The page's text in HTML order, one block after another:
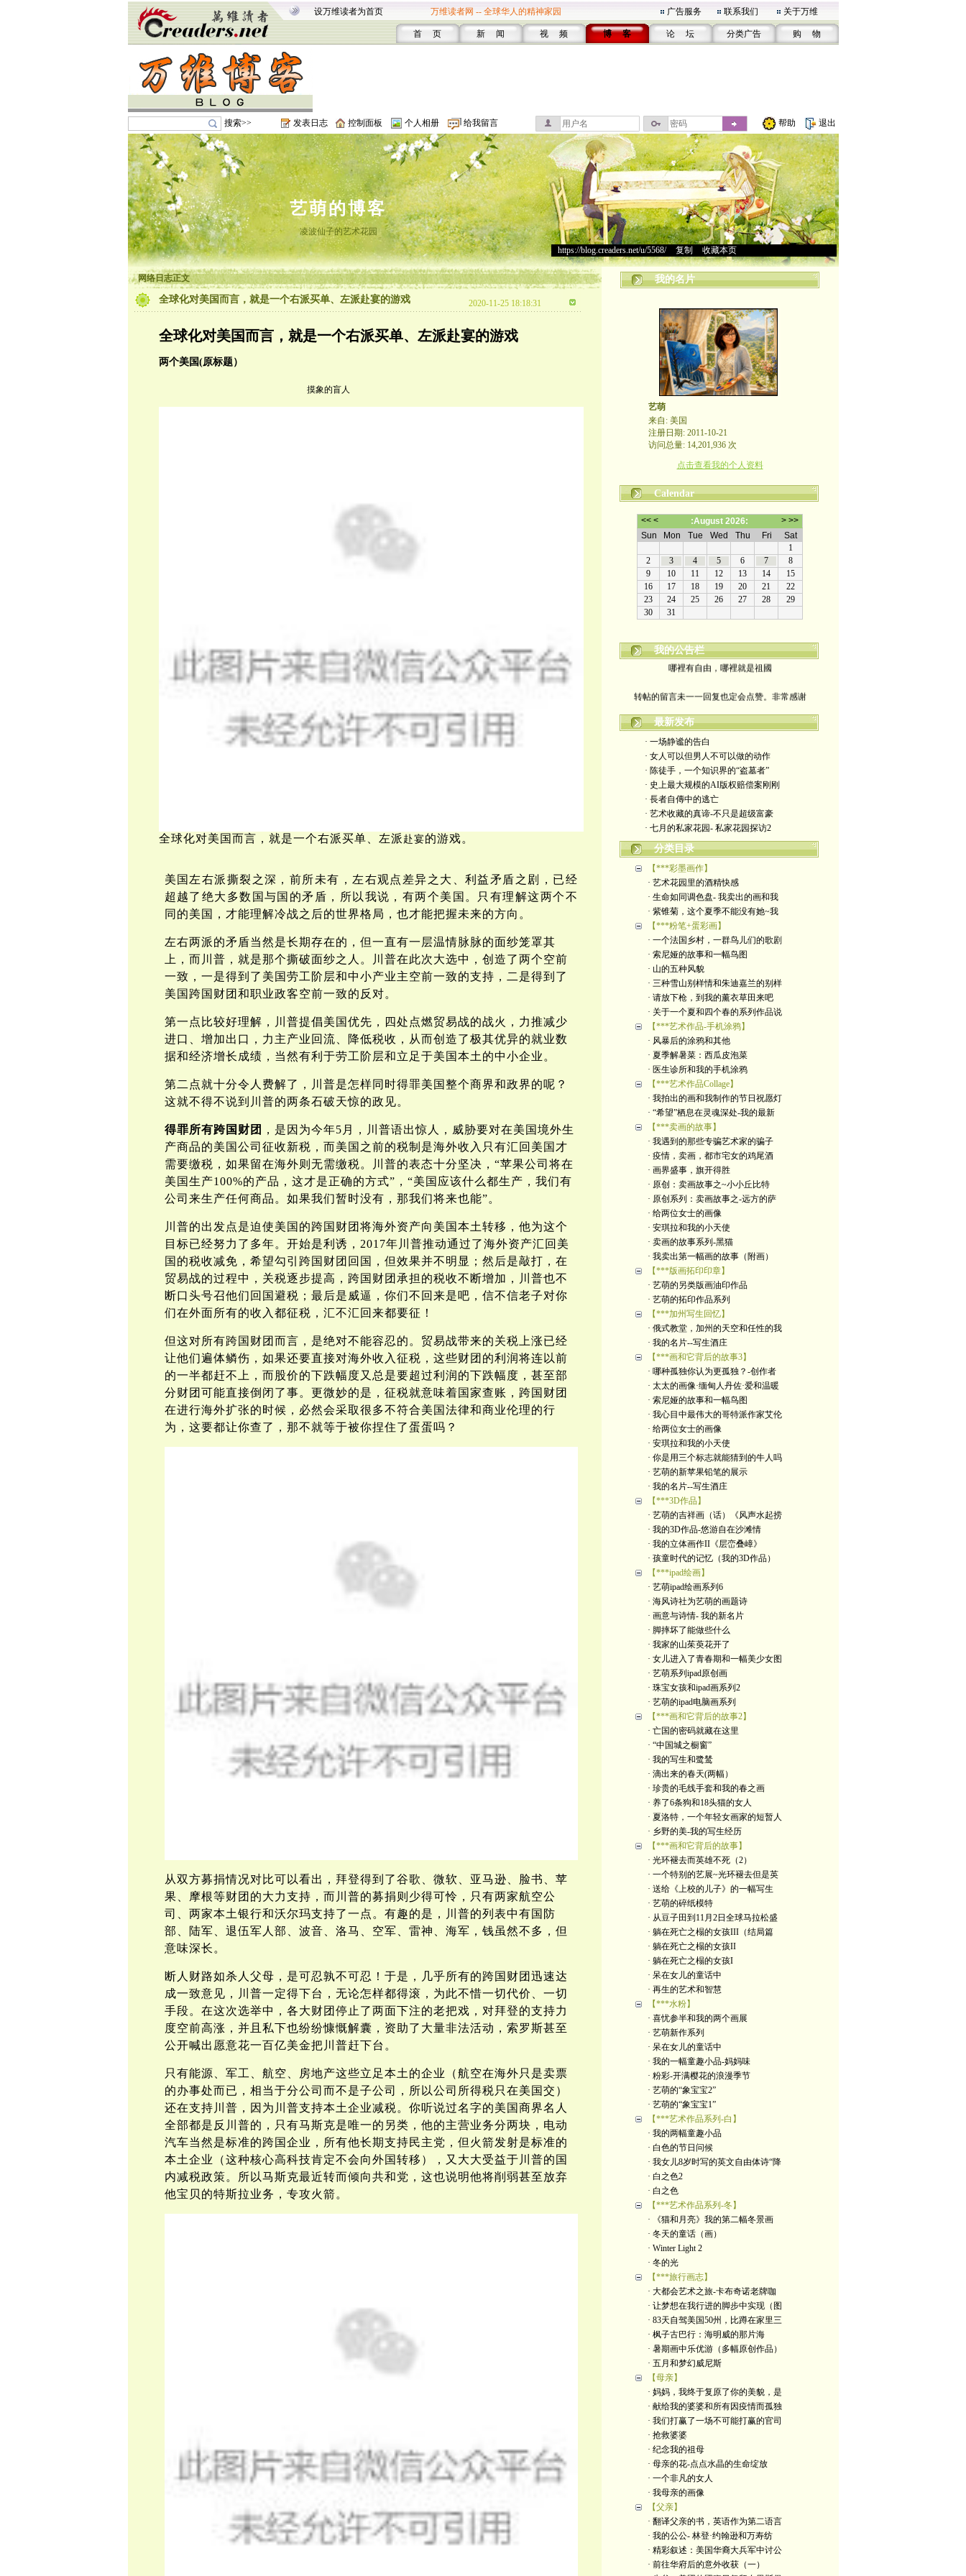
设万维读者为首页 万维读者网 -- 全球华人的精神家园 广告服务 联系我们 关于万维
首 页 新 闻 视 频 博 客 论 坛 分类广告 购 物
搜索>> 发表日志 控制面板 个人相册 给我留言 帮助 退出
艺萌的博客
凌波仙子的艺术花园
https://blog.creaders.net/u/5568/> 复制 收藏本页
网络日志正文
全球化对美国而言，就是一个右派买单、左派赴宴的游戏 2020-11-25 18:18:31
全球化对美国而言，就是一个右派买单、左派赴宴的游戏
两个美国(原标题）
摸象的盲人
全球化对美国而言，就是一个右派买单、左派 赴宴的游戏。
美国左右派撕裂之深，前所未有，左右观点差异之大、利益矛盾之剧，已经
超越了绝大多数国与国的矛盾，所以我说，有两个美国。只有理解这两个不
同的美国，才能理解冷战之后的世界格局，也才能把握未来的方向。
左右两派的矛盾当然是长期存在的，但一直有一层温情脉脉的面纱笼罩其
上，而川普，就是那个撕破面纱之人。川普在此次大选中，创造了两个空前
一致，一是得到了美国劳工阶层和中小产业主空前一致的支持，二是得到了
美国跨国财团和职业政客空前一致的反对。
第一点比较好理解，川普提倡美国优先，四处点燃贸易战的战火，力推减少
进口、增加出口，力主产业回流、降低税收，从而创造了极其优异的就业数
据和经济增长成绩，当然有利于劳工阶层和立足于美国本土的中小企业。
第二点就十分令人费解了，川普是怎样同时得罪美国整个商界和政界的呢？
这就不得不说到川普的两条石破天惊的政见。
得罪所有跨国财团
，是因为今年5月，川普语出惊人，威胁要对在美国境外生
产商品的美国公司征收新税，而美国之前的税制是海外收入只有汇回美国才
需要缴税，如果留在海外则无需缴税。川普的表态十分坚决，“苹果公司将在
美国生产100%的产品，这才是正确的方式”，“美国应该什么都生产，我们有
公司来生产任何商品。如果我们暂时没有，那我们将来也能”。
川普的出发点是迫使美国的跨国财团将海外资产向美国本土转移，他为这个
目标已经努力了多年。开始是利诱，2017年川普推动通过了海外资产汇回美
国的税收减免，希望勾引跨国财团回国，但效果并不明显；然后是敲打，在
贸易战的过程中，关税逐步提高，跨国财团承担的税收不断增加，川普也不
断口头号召他们回国避税；最后是威逼，你们不回来是吧，信不信老子对你
们在外面所有的收入都征税，汇不汇回来都要征！
但这对所有跨国财团而言，是绝对不能容忍的。贸易战带来的关税上涨已经
让他们遍体鳞伤，如果还要直接对海外收入征税，这些财团的利润将连以前
的一半都赶不上，而股价的下跌幅度又总是要超过利润的下跌幅度，甚至部
分财团可能直接倒闭了事。更微妙的是，征税就意味着国家查账，跨国财团
在进行海外扩张的时候，必然会采取很多不符合美国法律和商业伦理的行
为，这要都让你查了，那不就等于被你捏住了蛋蛋吗？
从双方募捐情况对比可以看出，拜登得到了谷歌、微软、亚马逊、脸书、苹
果、摩根等财团的大力支持，而川普的募捐则少得可怜，只有两家航空公
司、两家本土银行和沃尔玛支持了一点。有趣的是，川普的列表中有国防
部、陆军、退伍军人部、波音、洛马、空军、雷神、海军，钱虽然不多，但
意味深长。
断人财路如杀人父母，是可忍孰不可忍！于是，几乎所有的跨国财团迅速达
成一致意见，川普一定得下台，无论怎样都得滚，为此不惜一切代价、一切
手段。在这次选举中，各大财团停止了两面下注的老把戏，对拜登的支持力
度空前高涨，并且私下也纷纷慷慨解囊，资助了大量非法活动，索罗斯甚至
公开喊出愿意花一百亿美金把川普赶下台。
只有能源、军工、航空、房地产这些立足本土的企业（航空在海外只是卖票
的办事处而已，相当于分公司而不是子公司，所以公司所得税只在美国交）
还在支持川普，因为川普支持本土企业减税。你听说过名字的美国商界名人
全部都是反川普的，只有马斯克是唯一的另类，他的主营业务分两块，电动
汽车当然是标准的跨国企业，所有他长期支持民主党，但火箭发射是标准的
本土企业（这种核心高科技肯定不会向外国转移），又大大受益于川普的国
内减税政策。所以马斯克最近转而倾向共和党，这也说明他将削弱甚至放弃
他宝贝的特斯拉业务，专攻火箭。
我的名片
艺萌
来自: 美国
注册日期: 2011-10-21
访问总量: 14,201,936 次
点击查看我的个人资料
Calendar
我的公告栏
哪裡有自由，哪裡就是祖國
yimengling53@yahoo.com
有意收藏者请私信我，感谢一贯支持
政治转载不一定代表本人意见
艺术博客：https://yimengl.blog
目录中标注星号的为本人艺术原创
最新发布
· 一场静谧的告白
· 女人可以但男人不可以做的动作
· 陈徒手，一个知识界的“盗墓者”
· 史上最大规模的AI版权赔偿案刚刚
· 長者自傳中的逃亡
· 艺术收藏的真谛-不只是超级富豪
· 七月的私家花园- 私家花园探访2
分类目录
【***彩墨画作】
· 艺术花园里的酒精快感
· 生命如同调色盘- 我卖出的画和我
· 紫锥菊，这个夏季不能没有她~我
【***粉笔+蛋彩画】
· 一个法国乡村，一群鸟儿们的歌剧
· 索尼娅的故事和一幅鸟图
· 山的五种风貌
· 三种雪山别样情和朱迪嘉兰的别样
· 请放下枪，到我的薰衣草田来吧
· 关于一个夏和四个春的系列作品说
【***艺术作品-手机涂鸦】
· 风暴后的涂鸦和其他
· 夏季解暑菜：西瓜皮泡菜
· 医生诊所和我的手机涂鸦
【***艺术作品Collage】
· 我拍出的画和我制作的节日祝愿灯
· “希望”栖息在灵魂深处-我的最新
【***卖画的故事】
· 我遇到的那些专骗艺术家的骗子
· 疫情，卖画，都市宅女的鸡尾酒
· 画界盛事，旗开得胜
· 原创：卖画故事之~小小丘比特
· 原创系列：卖画故事之-远方的萨
· 给两位女士的画像
· 安琪拉和我的小天使
· 卖画的故事系列-黑猫
· 我卖出第一幅画的故事（附画）
【***版画拓印印章】
· 艺萌的另类版画油印作品
· 艺萌的拓印作品系列
【***加州写生回忆】
· 俄式教堂，加州的天空和任性的我
· 我的名片--写生酒庄
【***画和它背后的故事3】
· 哪种孤独你认为更孤独？-创作者
· 太太的画像·缅甸人丹佐·爱和温暖
· 索尼娅的故事和一幅鸟图
· 我心目中最伟大的哥特派作家艾伦
· 给两位女士的画像
· 安琪拉和我的小天使
· 你是用三个标志就能猜到的牛人吗
· 艺萌的新苹果铅笔的展示
· 我的名片--写生酒庄
【***3D作品】
· 艺萌的吉祥画（话）《风声水起捞
· 我的3D作品-悠游自在沙滩情
· 我的立体画作II《层峦叠嶂》
· 孩童时代的记忆（我的3D作品）
【***ipad绘画】
· 艺萌ipad绘画系列6
· 海风诗社为艺萌的画题诗
· 画意与诗情- 我的新名片
· 脚摔坏了能做些什么
· 我家的山茱萸花开了
· 女儿进入了青春期和一幅美少女图
· 艺萌系列ipad原创画
· 珠宝女孩和ipad画系列2
· 艺萌的ipad电脑画系列
【***画和它背后的故事2】
· 亡国的密码就藏在这里
· “中国城之橱窗”
· 我的写生和鹭鸶
· 滴出来的春天(两幅）
· 珍贵的毛线手套和我的春之画
· 养了6条狗和18头猫的女人
· 夏洛特，一个年轻女画家的短暂人
· 乡野的美-我的写生经历
【***画和它背后的故事】
· 光环褪去而英雄不死（2）
· 一个特别的艺展~光环褪去但是英
· 送给《上校的儿子》的一幅写生
· 艺萌的碎纸模特
· 从豆子田到11月2日全球马拉松盛
· 躺在死亡之榻的女孩III（结局篇
· 躺在死亡之榻的女孩II
· 躺在死亡之榻的女孩I
· 呆在女儿的童话中
· 再生的艺术和智慧
【***水粉】
· 喜忧参半和我的两个画展
· 艺萌新作系列
· 呆在女儿的童话中
· 我的一幅童趣小品-妈妈味
· 粉彩-开满樱花的浪漫季节
· 艺萌的“象宝宝2”
· 艺萌的“象宝宝1”
【***艺术作品系列-白】
· 我的两幅童趣小品
· 白色的节日问候
· 我女儿8岁时写的英文自由体诗“降
· 白之色2
· 白之色
【***艺术作品系列-冬】
· 《猫和月亮》我的第二幅冬景画
· 冬天的童话（画）
· Winter Light 2
· 冬的光
【***旅行画志】
· 大都会艺术之旅-卡布奇诺老牌咖
· 让梦想在我行进的脚步中实现（图
· 83天自驾美国50州，比蹲在家里三
· 枫子古巴行：海明威的那片海
· 暑期画中乐优游（多幅原创作品）
· 五月和梦幻威尼斯
【母亲】
· 妈妈，我终于复原了你的美貌，是
· 献给我的婆婆和所有因疫情而孤独
· 我们打赢了一场不可能打赢的官司
· 抢救婆婆
· 纪念我的祖母
· 母亲的花-点点水晶的生命绽放
· 一个非凡的女人
· 我母亲的画像
【父亲】
· 翻译父亲的书，英语作为第二语言
· 我的公公- 林登·约翰逊和万寿纺
· 精彩叙述：美国华裔大兵军中讨公
· 前往华府后的意外收获（一）